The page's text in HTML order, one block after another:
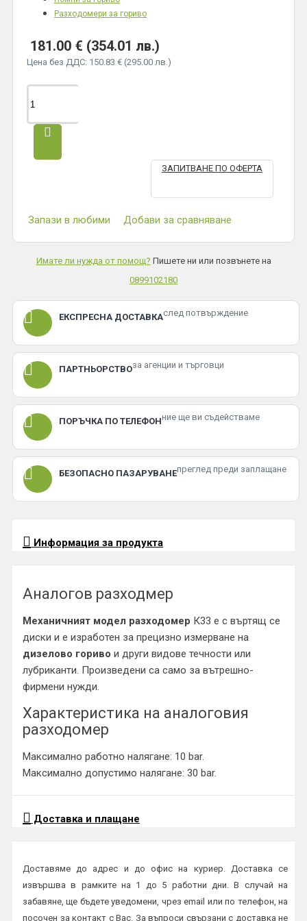
181.00 € (354.01 лв.)
Цена без ДДС: 150.83 € (295.00 лв.)
Разходомери за гориво
ЗАПИТВАНЕ ПО ОФЕРТА
Запази в любими Добави за сравняване
Имате ли нужда от помощ? Пишете ни или позвънете на
0899102180
ЕКСПРЕСНА ДОСТАВКАслед потвърждение
ПАРТНЬОРСТВОза агенции и търговци
ПОРЪЧКА ПО ТЕЛЕФОНние ще ви съдействаме
БЕЗОПАСНО ПАЗАРУВАНЕпреглед преди заплащане
Информация за продукта
Аналогов разходмер
Механичният модел разходомер К33 е с въртящ се
диски и е изработен за прецизно измерване на
дизелово гориво и други видове течности или
лубриканти. Произведени са само за вътрешно-
фирмени нужди.
Характеристика на аналоговия
разходомер
Максимално работно налягане: 10 bar.
Максимално допустимо налягане: 30 bar.
Доставка и плащане
Доставяме до адрес и до офис на куриер. Доставка се
извършва в рамките на 1 до 5 работни дни. В случай на
забавяне, ще бъдете уведомени, чрез email или по телефон, на
посочен за контакт с Вас. За въпроси свързани с доставка не